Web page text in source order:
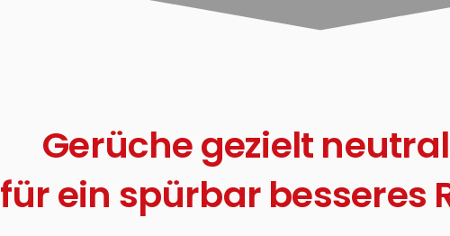
Gerüche gezielt
für ein spürbar besseres